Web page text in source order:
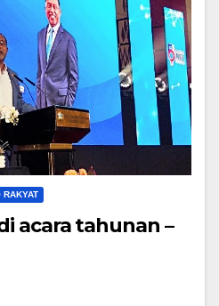
RAKYAT
acara tahunan –